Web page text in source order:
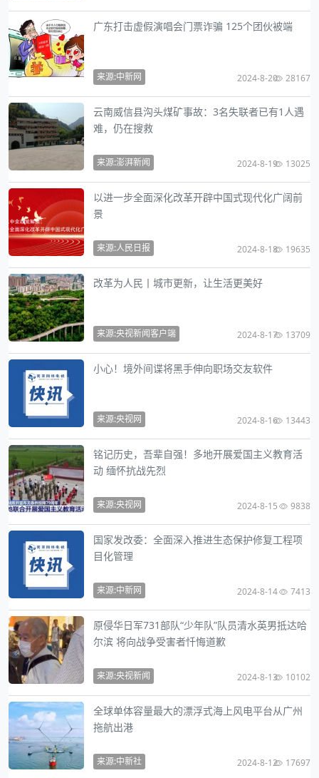
广东打击虚假演唱会门票诈骗 125个团伙被端
来源:中新网 2024-8-20 28167
云南威信县沟头煤矿事故：3名失联者已有1人遇
难，仍在搜救
来源:澎湃新闻 2024-8-19 13025
以进一步全面深化改革开辟中国式现代化广阔前
景
来源:人民日报 2024-8-18 19635
改革为人民丨城市更新，让生活更美好
来源:央视新闻客户端 2024-8-17 13709
小心！境外间谍将黑手伸向职场交友软件
来源:央视网 2024-8-16 13443
铭记历史，吾辈自强！多地开展爱国主义教育活
动 缅怀抗战先烈
来源:央视网 2024-8-15 9838
国家发改委：全面深入推进生态保护修复工程项
目化管理
来源:中新网 2024-8-14 7413
原侵华日军731部队“少年队”队员清水英男抵达哈
尔滨 将向战争受害者忏悔道歉
来源:央视新闻 2024-8-13 10102
全球单体容量最大的漂浮式海上风电平台从广州
拖航出港
来源:中新社 2024-8-12 17697